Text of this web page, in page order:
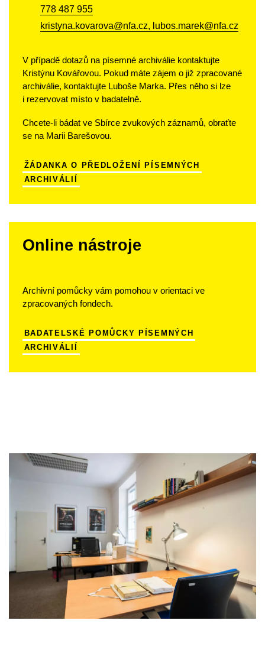
778 487 955
kristyna.kovarova@nfa.cz, lubos.marek@nfa.cz
V případě dotazů na písemné archiválie kontaktujte
Kristýnu Kovářovou. Pokud máte zájem o již zpracované
archiválie, kontaktujte Luboše Marka. Přes něho si lze
i rezervovat místo v badatelně.
Chcete-li bádat ve Sbírce zvukových záznamů, obraťte
se na Marii Barešovou.
ŽÁDANKA O PŘEDLOŽENÍ PÍSEMNÝCH
ARCHIVÁLIÍ
Online nástroje
Archivní pomůcky vám pomohou v orientaci ve
zpracovaných fondech.
BADATELSKÉ POMŮCKY PÍSEMNÝCH
ARCHIVÁLIÍ